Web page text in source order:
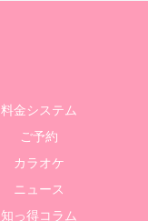
料金システム
ご予約
カラオケ
ニュース
知っ得コラム